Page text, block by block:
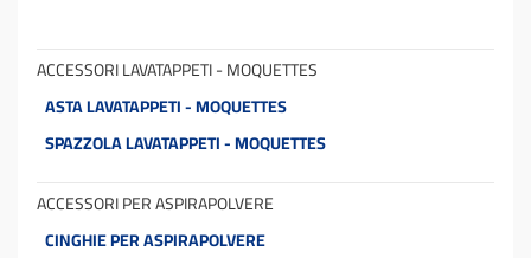
ACCESSORI LAVATAPPETI - MOQUETTES
ASTA LAVATAPPETI - MOQUETTES
SPAZZOLA LAVATAPPETI - MOQUETTES
ACCESSORI PER ASPIRAPOLVERE
CINGHIE PER ASPIRAPOLVERE